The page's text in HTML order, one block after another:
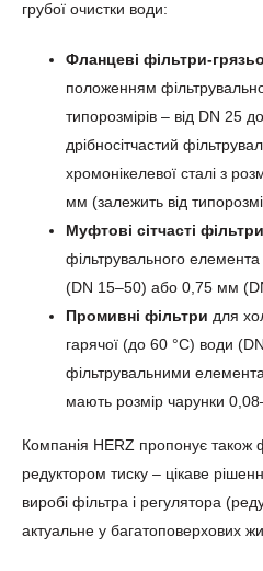
грубої очистки води:
Фланцеві фільтри-
положенням
типорозмірів – від DN 25
дрібносітчастий
хромонікелевої сталі з
мм (залежить від
Муфтові сітчасті фільтри
фільтрувального
(DN 15–50) або 0,75 мм
Промивні фільтри для
гарячої (до 60 °С) води
фільтрувальними
мають розмір чарунки
Компанія HERZ пропонує також
редуктором тиску – цікаве
виробі фільтра і регулятора
актуальне у багатоповерхових